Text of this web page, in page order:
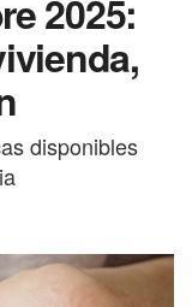
2025:
disponibles